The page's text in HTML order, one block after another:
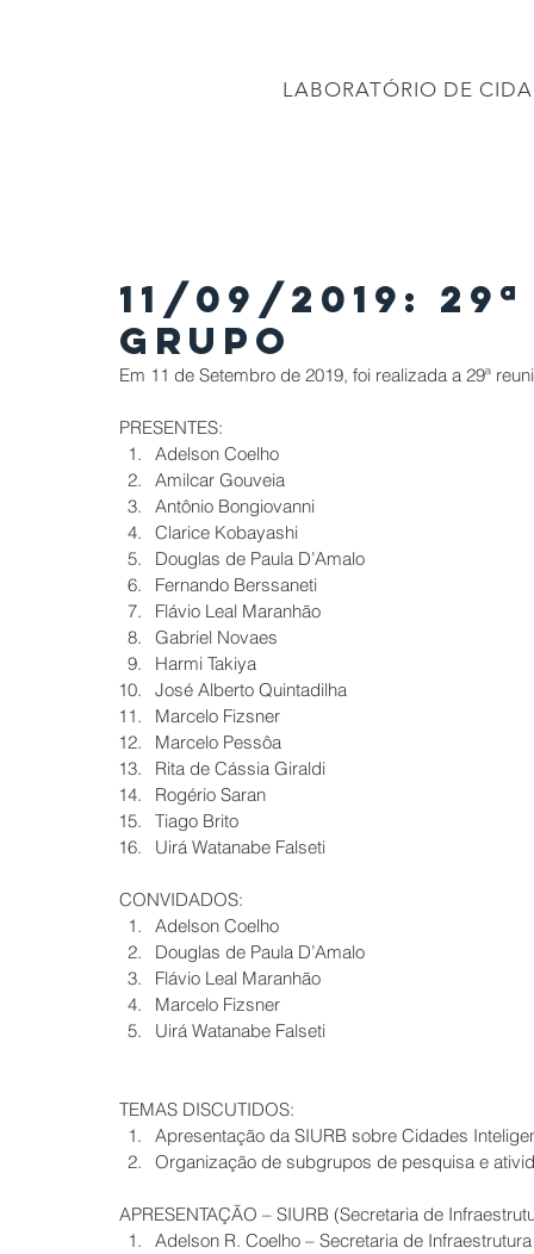
LABORATÓRIO DE
11/09/2019:
Grupo
Em 11 de Setembro de 2019, foi realizada a 29ª
PRESENTES:
Adelson Coelho
Amilcar Gouveia
Antônio Bongiovanni
Clarice Kobayashi
Douglas de Paula D’Amalo
Fernando Berssaneti
Flávio Leal Maranhão
Gabriel Novaes
Harmi Takiya
José Alberto Quintadilha
Marcelo Fizsner
Marcelo Pessôa
Rita de Cássia Giraldi
Rogério Saran
Tiago Brito
Uirá Watanabe Falseti
CONVIDADOS:
Adelson Coelho
Douglas de Paula D’Amalo
Flávio Leal Maranhão
Marcelo Fizsner
Uirá Watanabe Falseti
TEMAS DISCUTIDOS:
Apresentação da SIURB sobre Cidades
Organização de subgrupos de pesquisa e
APRESENTAÇÃO – SIURB (Secretaria de
Adelson R. Coelho – Secretaria de